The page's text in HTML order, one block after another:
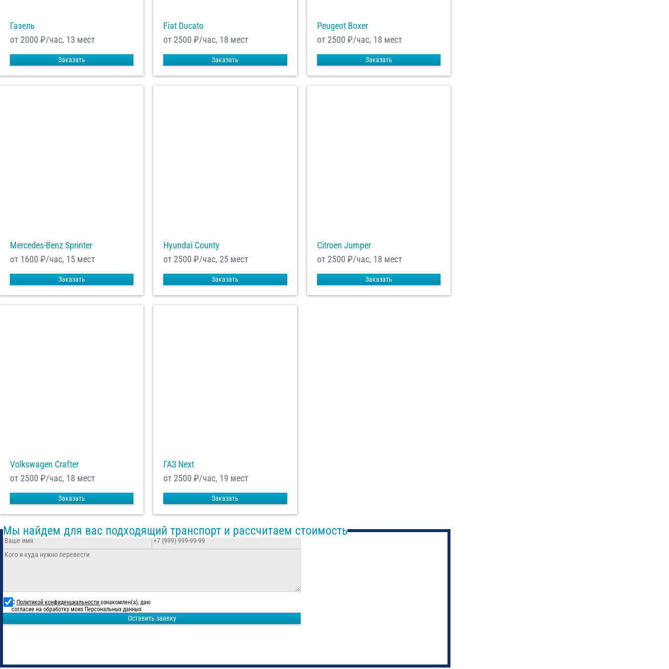
Газель
от 2000 ₽/час, 13 мест
Заказать
Fiat Ducato
от 2500 ₽/час, 18 мест
Заказать
Peugeot Boxer
от 2500 ₽/час, 18 мест
Заказать
Mercedes-Benz Sprinter
от 1600 ₽/час, 15 мест
Заказать
Hyundai County
от 2500 ₽/час, 25 мест
Заказать
Citroen Jumper
от 2500 ₽/час, 18 мест
Заказать
Volkswagen Crafter
от 2500 ₽/час, 18 мест
Заказать
ГАЗ Next
от 2500 ₽/час, 19 мест
Заказать
Мы найдем для вас подходящий транспорт и рассчитаем стоимость
С Политикой конфиденциальности ознакомлен(а), даю
согласие на обработку моих Персональных данных
Оставить заявку